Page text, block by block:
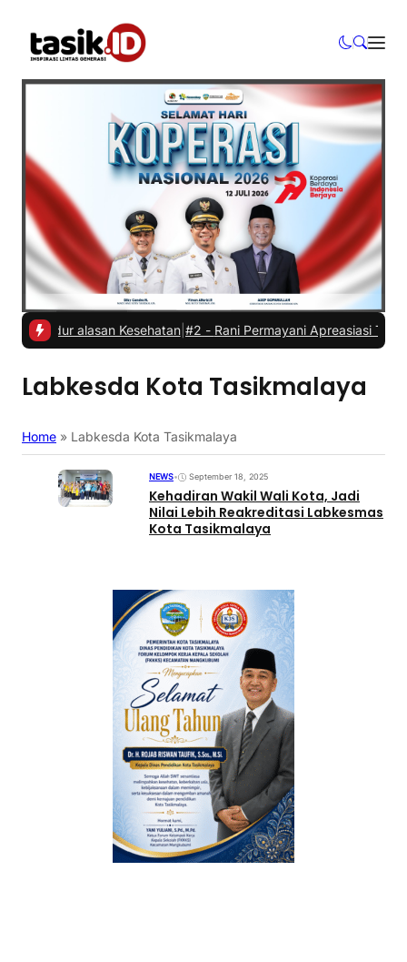
alasan Kesehatan|#2 -Rani Permayani Apreasiasi Teater
Labkesda Kota Tasikmalaya
Home » Labkesda Kota Tasikmalaya
NEWS• September 18, 2025
Kehadiran Wakil Wali Kota, Jadi
Nilai Lebih Reakreditasi Labkesmas
Kota Tasikmalaya